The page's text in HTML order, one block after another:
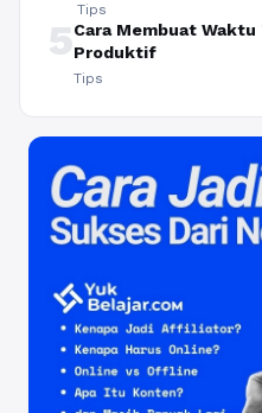
Tips
5Cara Membuat
Produktif
Tips